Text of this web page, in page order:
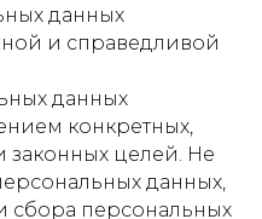
данных
и справедливой
данных
конкретных,
законных целей. Не
данных,
сбора персональных